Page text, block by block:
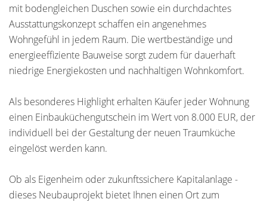
mit bodengleichen Duschen sowie ein durchdachtes
Ausstattungskonzept schaffen ein angenehmes
Wohngefühl in jedem Raum. Die wertbeständige und
energieeffiziente Bauweise sorgt zudem für dauerhaft
niedrige Energiekosten und nachhaltigen Wohnkomfort.
Als besonderes Highlight erhalten Käufer jeder Wohnung
einen Einbauküchengutschein im Wert von 8.000 EUR, der
individuell bei der Gestaltung der neuen Traumküche
eingelöst werden kann.
Ob als Eigenheim oder zukunftssichere Kapitalanlage -
dieses Neubauprojekt bietet Ihnen einen Ort zum